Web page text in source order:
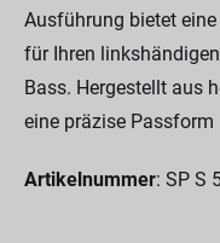
Ausführung bietet
für Ihren
Bass. Hergestellt aus
eine präzise Passform
Artikelnummer: SP S